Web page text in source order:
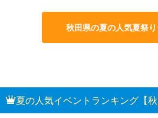
秋田県の夏の人気夏祭
夏の人気イベントランキング【秋